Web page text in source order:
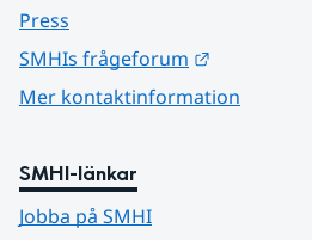
Press
SMHIs frågeforum
Mer kontaktinformation
SMHI-länkar
Jobba på SMHI